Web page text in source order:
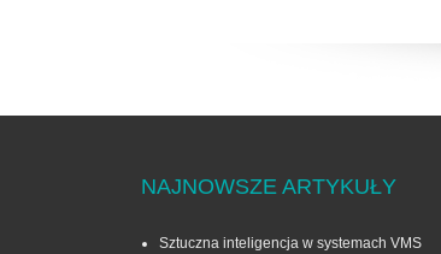
NAJNOWSZE ARTYKUŁY
Sztuczna inteligencja w systemach VMS